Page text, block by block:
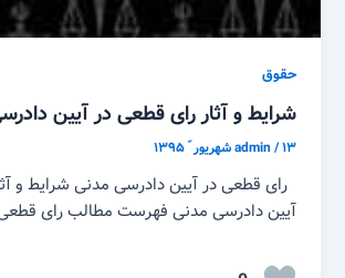
حقوق
شرایط و آثار رای قطعی در آیین
admin/۱۳ شهریور ّ ۱۳۹۵
رای قطعی در آیین دادرسی مدنی شرایط و
آیین دادرسی مدنی فهرست مطالب رای